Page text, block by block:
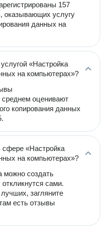
157
оказывающих услугу
данных на
«Настройка
на компьютерах»?
оценивают
копирования данных
сфере «Настройка
на компьютерах»?
можно создать
сами.
загляните
есть отзывы